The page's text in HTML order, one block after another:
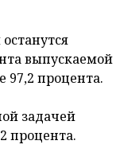
выпускаемой
97,2 процента.
задачей
процента.